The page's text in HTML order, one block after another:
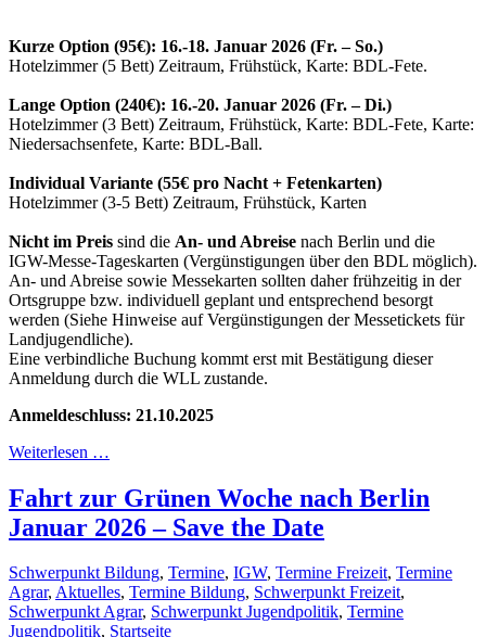
Kurze Option (95€): 16.-18. Januar 2026 (Fr. – So.)
Hotelzimmer (5 Bett) Zeitraum, Frühstück, Karte: BDL-Fete.
Lange Option (240€): 16.-20. Januar 2026 (Fr. – Di.)
Hotelzimmer (3 Bett) Zeitraum, Frühstück, Karte: BDL-Fete, Karte:
Niedersachsenfete, Karte: BDL-Ball.
Individual Variante (55€ pro Nacht + Fetenkarten)
Hotelzimmer (3-5 Bett) Zeitraum, Frühstück, Karten
Nicht im Preis sind die An- und Abreise nach Berlin und die
IGW-Messe-Tageskarten (Vergünstigungen über den BDL möglich).
An- und Abreise sowie Messekarten sollten daher frühzeitig in der
Ortsgruppe bzw. individuell geplant und entsprechend besorgt
werden (Siehe Hinweise auf Vergünstigungen der Messetickets für
Landjugendliche).
Eine verbindliche Buchung kommt erst mit Bestätigung dieser
Anmeldung durch die WLL zustande.
Anmeldeschluss: 21.10.2025
Weiterlesen …
Fahrt zur Grünen Woche nach Berlin
Januar 2026 – Save the Date
Schwerpunkt Bildung, Termine, IGW, Termine Freizeit, Termine
Agrar, Aktuelles, Termine Bildung, Schwerpunkt Freizeit,
Schwerpunkt Agrar, Schwerpunkt Jugendpolitik, Termine
Jugendpolitik, Startseite